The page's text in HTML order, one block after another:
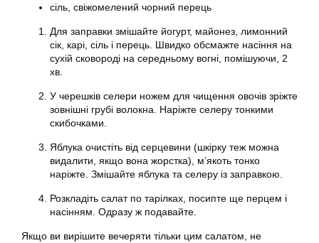
сіль, свіжомелений чорний перець
Для заправки змішайте йогурт, майонез, лимонний
сік, карі, сіль і перець. Швидко обсмажте насіння на
сухій сковороді на середньому вогні, помішуючи, 2
хв.
У черешків селери ножем для чищення овочів зріжте
зовнішні грубі волокна. Наріжте селеру тонкими
скибочками.
Яблука очистіть від серцевини (шкірку теж можна
видалити, якщо вона жорстка), м’якоть тонко
наріжте. Змішайте яблука та селеру із заправкою.
Розкладіть салат по тарілках, посипте ще перцем і
насінням. Одразу ж подавайте.
Якщо ви вирішите вечеряти тільки цим салатом, не